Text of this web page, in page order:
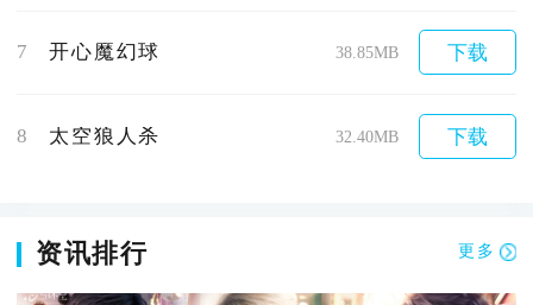
7 开心魔幻球 38.85MB 下载
8 太空狼人杀 32.40MB 下载
资讯排行 更多